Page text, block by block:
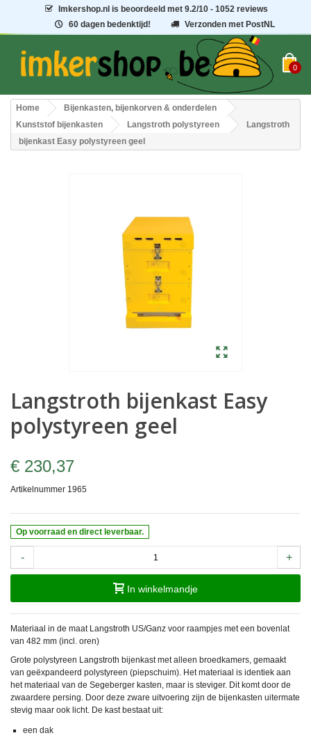
Imkershop.nl is beoordeeld met9.2/10 - 1052 reviews
60 dagen bedenktijd!
Verzonden met PostNL
0
Home
Bijenkasten, bijenkorven & onderdelen
Kunststof bijenkasten
Langstroth polystyreen
Langstroth
bijenkast Easy polystyreen geel
Langstroth bijenkast Easy
polystyreen geel
€ 230,37
Artikelnummer 1965
Op voorraad en direct leverbaar.
- +
In winkelmandje
Materiaal in de maat Langstroth US/Ganz voor raampjes met een bovenlat
van 482 mm (incl. oren)
Grote polystyreen Langstroth bijenkast met alleen broedkamers, gemaakt
van geëxpandeerd polystyreen (piepschuim). Het materiaal is identiek aan
het materiaal van de Segeberger kasten, maar is steviger. Dit komt door de
zwaardere persing. Door deze zware uitvoering zijn de bijenkasten uitermate
stevig maar ook licht. De kast bestaat uit:
een dak